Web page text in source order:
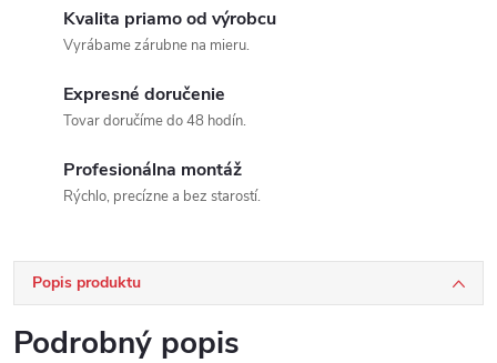
Kvalita priamo od výrobcu
Vyrábame zárubne na mieru.
Expresné doručenie
Tovar doručíme do 48 hodín.
Profesionálna montáž
Rýchlo, precízne a bez starostí.
Popis produktu
Podrobný popis